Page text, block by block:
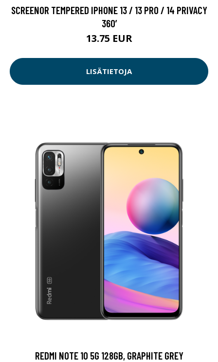
SCREENOR TEMPERED IPHONE 13 / 13 PRO / 14 PRIVACY
360’
13.75 EUR
LISÄTIETOJA
REDMI NOTE 10 5G 128GB, GRAPHITE GREY